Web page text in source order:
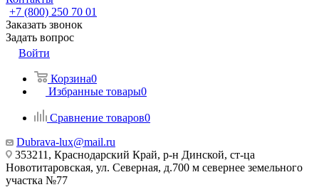
+7 (800) 250 70 01
Заказать звонок
Задать вопрос
Войти
Корзина0
Избранные товары0
Сравнение товаров0
Dubrava-lux@mail.ru
353211, Краснодарский Край, р-н Динской, ст-ца
Новотитаровская, ул. Северная, д.700 м севернее земельного
участка №77